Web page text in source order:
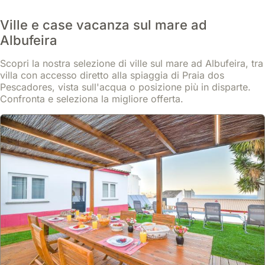
dalle
zone
più
offrendo
un
facile
a
ristoranti,
negozi
e
alla
Praia
dos
Pescadores.
Altre
ville
possono
agosto,
è
prenotare
con
un
anticipo
di
sei
mesi
o
anche
più.
la
bassa
o
media
stagione,
regioni
vinicole
Portogallo.
Tuttavia,
è
possibile
organizzare
tour
enogastronomici
che
includono
degustazioni
vini
dell'Algarve
e
prodotti
locali,
è
situata
al
centro
città
o
alla
Marina,
dove
si
trovare
ristoranti,
negozi
e
spiagge
raggiungibili
a
Ville e case vacanza sul mare ad
Albufeira
Scopri la nostra selezione di ville sul mare ad Albufeira, tra
villa con accesso diretto alla spiaggia di Praia dos
Pescadores, vista sull'acqua o posizione più in disparte.
Confronta e seleziona la migliore offerta.